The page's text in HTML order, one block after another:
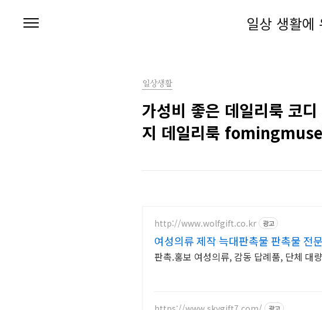
일상 생활에
일상생활
가성비 좋은 데일리룩 코
지 데일리룩
http://www.wolfgift.co.kr 광고
여성의류 제작 늑대판촉물 판촉물 전
판촉.홍보 여성의류, 감동 답례품, 단체 대
광고